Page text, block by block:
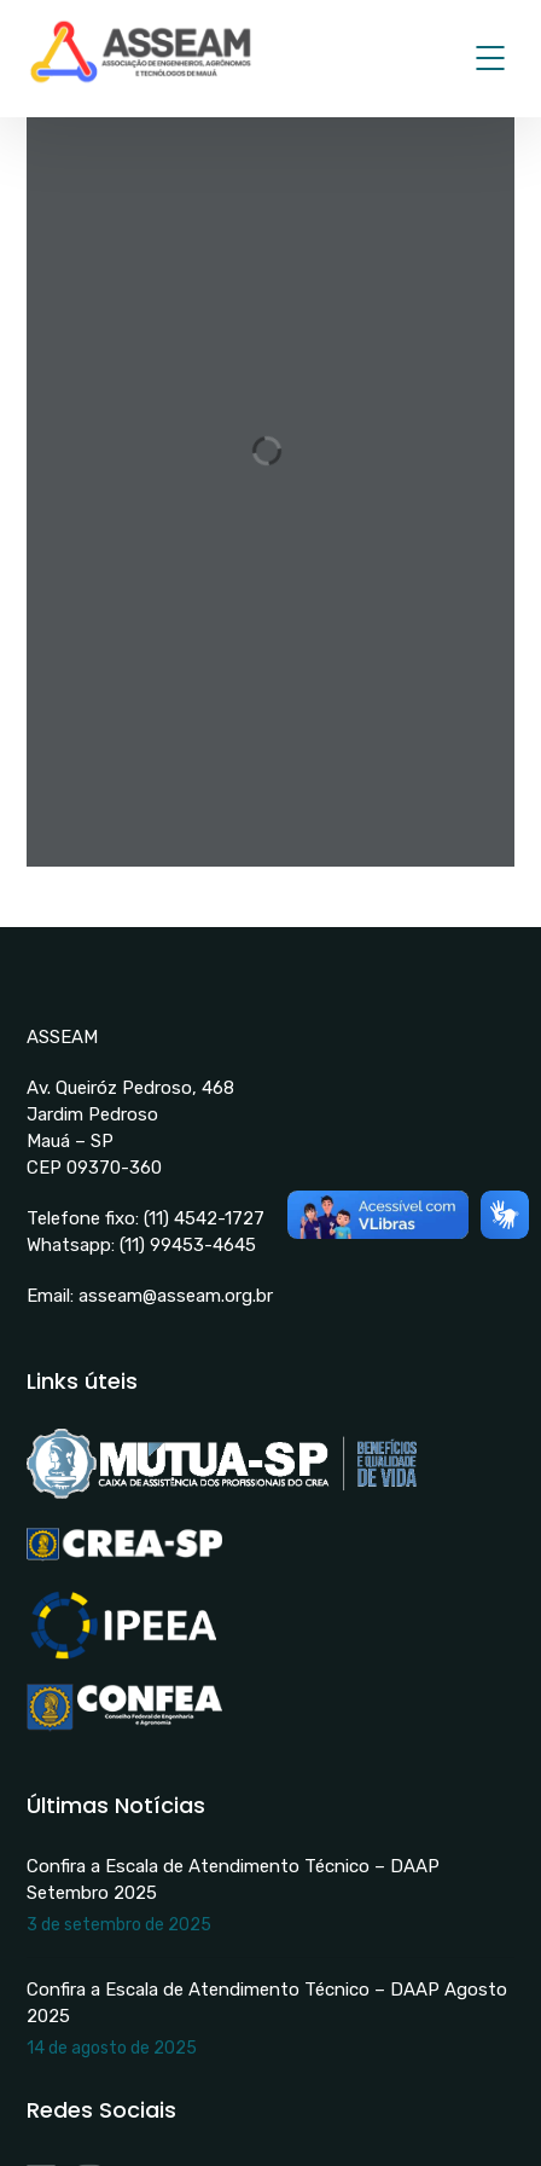
ASSEAM
Av. Queiróz Pedroso, 468
Jardim Pedroso
Mauá – SP
CEP 09370-360
Telefone fixo:(11) 4542-1727
Whatsapp:(11) 99453-4645
Email:asseam@asseam.org.br
Links úteis
Últimas Notícias
Confira a Escala de Atendimento Técnico – DAAP
Setembro 2025
3 de setembro de 2025
Confira a Escala de Atendimento Técnico – DAAP Agosto
2025
14 de agosto de 2025
Redes Sociais